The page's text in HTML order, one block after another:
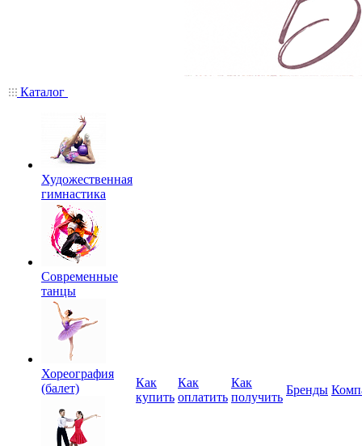
Каталог
Художественная
гимнастика
Современные
танцы
Хореография
(балет)
Как
купить
Как
оплатить
Как
получить
Бренды